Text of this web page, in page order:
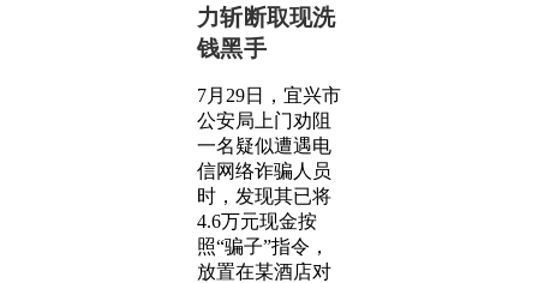
力斩断取现洗
钱黑手
7月29日，宜兴市
公安局上门劝阻
一名疑似遭遇电
信网络诈骗人员
时，发现其已将
4.6万元现金按
照“骗子”指令，
放置在某酒店对